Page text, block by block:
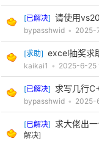
[已解决] 请使用
bypasshwid • 2025-
[求助] excel抽奖求
kaikai1 • 2025-6-25
[已解决] 求写几行
bypasshwid • 2025-
[已解决] 求大佬出
解决]